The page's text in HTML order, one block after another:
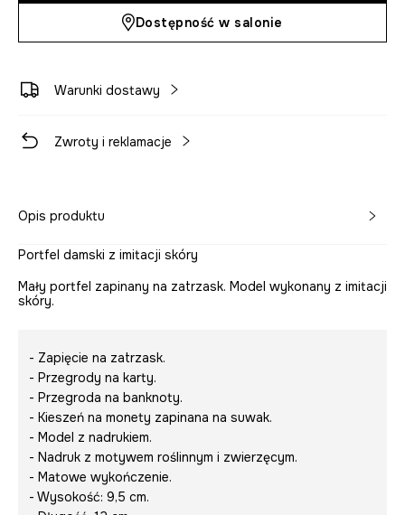
Dostępność w salonie
Warunki dostawy
Zwroty i reklamacje
Opis produktu
Portfel damski z imitacji skóry
Mały portfel zapinany na zatrzask. Model wykonany z imitacji
skóry.
- Zapięcie na zatrzask.
- Przegrody na karty.
- Przegroda na banknoty.
- Kieszeń na monety zapinana na suwak.
- Model z nadrukiem.
- Nadruk z motywem roślinnym i zwierzęcym.
- Matowe wykończenie.
- Wysokość: 9,5 cm.